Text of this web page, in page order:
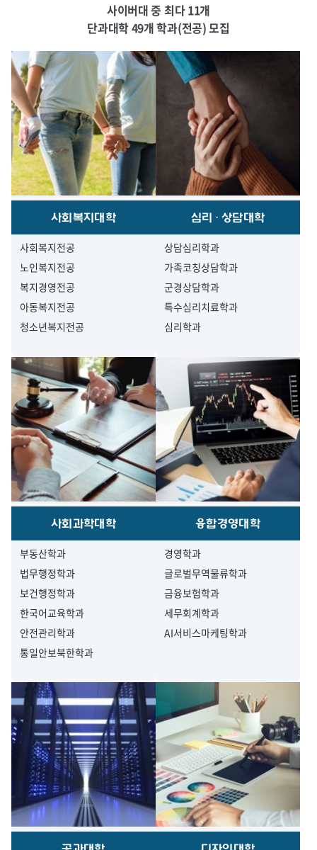
사이버대 중 최다 11개
단과대학 49개 학과(전공) 모집
사회복지대학
사회복지전공
노인복지전공
복지경영전공
아동복지전공
청소년복지전공
심리·상담대학
상담심리학과
가족코칭상담학과
군경상담학과
특수심리치료학과
심리학과
사회과학대학
부동산학과
법무행정학과
보건행정학과
한국어교육학과
안전관리학과
통일안보북한학과
융합경영대학
경영학과
글로벌무역물류학과
금융보험학과
세무회계학과
AI서비스마케팅학과